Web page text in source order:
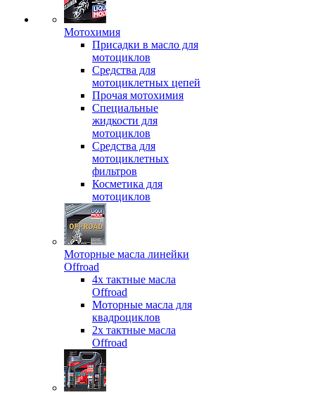
Мотохимия
Присадки в масло для
мотоциклов
Средства для
мотоциклетных цепей
Прочая мотохимия
Специальные
жидкости для
мотоциклов
Средства для
мотоциклетных
фильтров
Косметика для
мотоциклов
Моторные масла линейки
Offroad
4х тактные масла
Offroad
Моторные масла для
квадроциклов
2х тактные масла
Offroad